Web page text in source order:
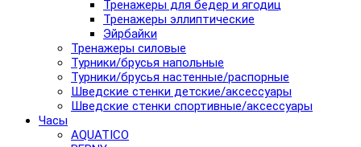
Тренажеры для бедер и ягодиц
Тренажеры эллиптические
Эйрбайки
Тренажеры силовые
Турники/брусья напольные
Турники/брусья настенные/распорные
Шведские стенки детские/аксессуары
Шведские стенки спортивные/аксессуары
Часы
AQUATICO